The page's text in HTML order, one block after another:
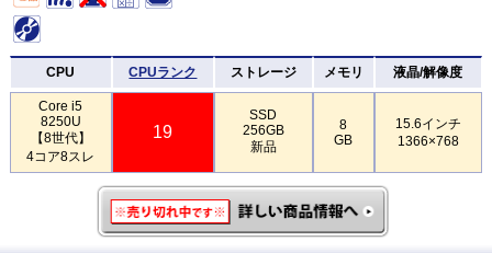
CPU CPUランク ストレージ メモリ 液晶/解像度
Core i5
8250U
【8世代】
4コア8スレ
19
SSD
256GB
新品
8
GB
15.6インチ
1366×768